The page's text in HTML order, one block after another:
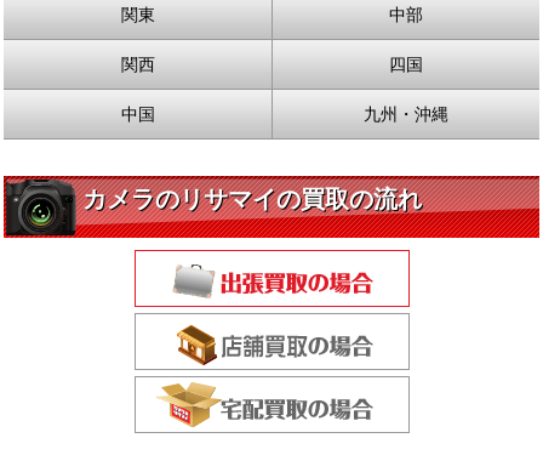
関東 中部
関西 四国
中国 九州・沖縄